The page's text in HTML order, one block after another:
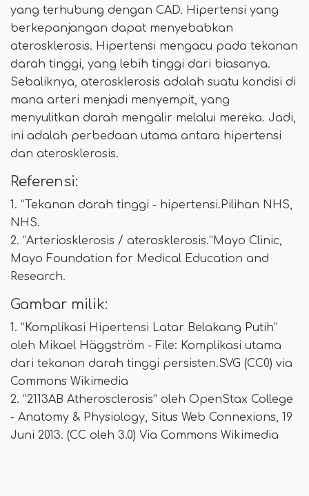
yang terhubung dengan CAD. Hipertensi yang
berkepanjangan dapat menyebabkan
aterosklerosis. Hipertensi mengacu pada tekanan
darah tinggi, yang lebih tinggi dari biasanya.
Sebaliknya, aterosklerosis adalah suatu kondisi di
mana arteri menjadi menyempit, yang
menyulitkan darah mengalir melalui mereka. Jadi,
ini adalah perbedaan utama antara hipertensi
dan aterosklerosis.
Referensi:
1. “Tekanan darah tinggi - hipertensi.Pilihan NHS,
NHS.
2. “Arteriosklerosis / aterosklerosis.”Mayo Clinic,
Mayo Foundation for Medical Education and
Research.
Gambar milik:
1. “Komplikasi Hipertensi Latar Belakang Putih”
oleh Mikael Häggström - File: Komplikasi utama
dari tekanan darah tinggi persisten.SVG (CC0) via
Commons Wikimedia
2. “2113AB Atherosclerosis” oleh OpenStax College
- Anatomy & Physiology, Situs Web Connexions, 19
Juni 2013. (CC oleh 3.0) Via Commons Wikimedia